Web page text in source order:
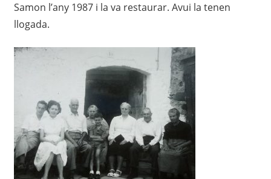
Samon l’any 1987 i la va restaurar. Avui la tenen
llogada.